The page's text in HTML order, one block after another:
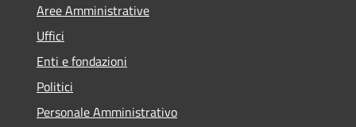
Aree Amministrative
Uffici
Enti e fondazioni
Politici
Personale Amministrativo